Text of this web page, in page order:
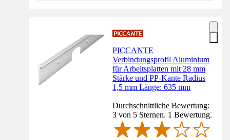
PICCANTE
Verbindungsprofil Aluminium
für Arbeitsplatten mit 28 mm
Stärke und PP-Kante Radius
1,5 mm Länge: 635 mm
Durchschnittliche Bewertung:
3 von 5 Sternen. 1 Bewertung.